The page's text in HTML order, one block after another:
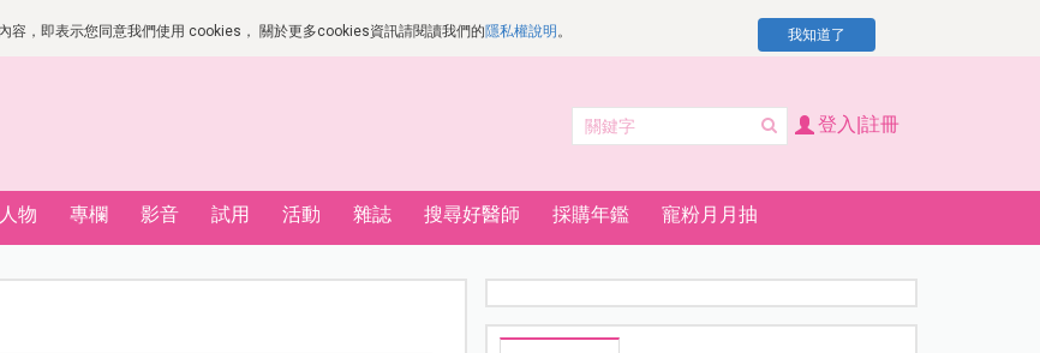
，即表示您同意我們使用 cookies， 關於更多cookies資訊請閱讀我們的隱私權說明 。 我知道了
登入|註冊
物 專欄 影音 試用 活動 雜誌 搜尋好醫師 採購年鑑 寵粉月月抽